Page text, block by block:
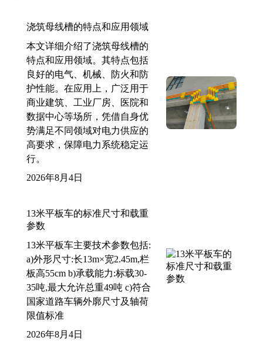
浇筑母线槽的特点和应用领域
本文详细介绍了浇筑母线槽的
特点和应用领域。其特点包括
良好的电气、机械、防火和防
护性能。在应用上，广泛用于
商业建筑、工业厂房、医院和
数据中心等场所，凭借自身优
势满足不同领域对电力供应的
高要求，保障电力系统稳定运
行。
2026年8月4日
13米平板车的标准尺寸和载重
参数
13米平板车主要技术参数包括:
a)外形尺寸:长13m×宽2.45m,栏
板高55cm b)承载能力:标载30-
35吨,最大允许总重49吨 c)符合
国家道路车辆外廓尺寸及轴荷
限值标准
2026年8月4日